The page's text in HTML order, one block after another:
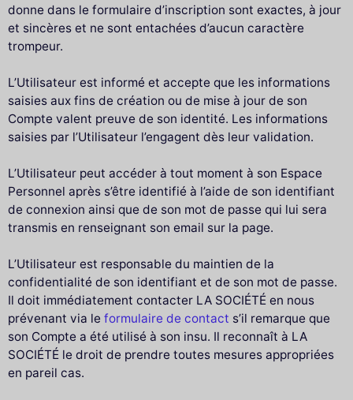
donne dans le formulaire d’inscription sont exactes, à jour
et sincères et ne sont entachées d’aucun caractère
trompeur.
L’Utilisateur est informé et accepte que les informations
saisies aux fins de création ou de mise à jour de son
Compte valent preuve de son identité. Les informations
saisies par l’Utilisateur l’engagent dès leur validation.
L’Utilisateur peut accéder à tout moment à son Espace
Personnel après s’être identifié à l’aide de son identifiant
de connexion ainsi que de son mot de passe qui lui sera
transmis en renseignant son email sur la page.
L’Utilisateur est responsable du maintien de la
confidentialité de son identifiant et de son mot de passe.
Il doit immédiatement contacter LA SOCIÉTÉ en nous
prévenant via le formulaire de contact s’il remarque que
son Compte a été utilisé à son insu. Il reconnaît à LA
SOCIÉTÉ le droit de prendre toutes mesures appropriées
en pareil cas.